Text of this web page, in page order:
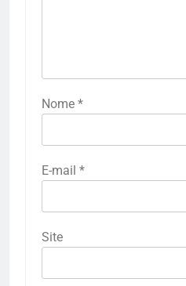
Nome *
E-mail *
Site